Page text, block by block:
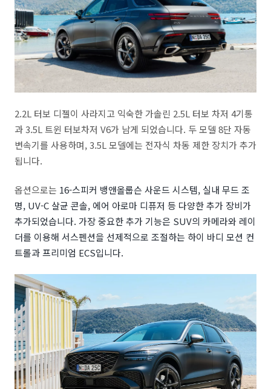
2.2L 터보 디젤이 사라지고 익숙한 가솔린 2.5L 터보 차저 4기통
과 3.5L 트윈 터보차저 V6가 남게 되었습니다. 두 모델 8단 자동
변속기를 사용하며, 3.5L 모델에는 전자식 차동 제한 장치가 추가
됩니다.
옵션으로는 16-스피커 뱅앤올룹슨 사운드 시스템, 실내 무드 조
명, UV-C 살균 콘솔, 에어 아로마 디퓨저 등 다양한 추가 장비가
추가되었습니다. 가장 중요한 추가 기능은 SUV의 카메라와 레이
더를 이용해 서스펜션을 선제적으로 조절하는 하이 바디 모션 컨
트롤과 프리미엄 ECS입니다.